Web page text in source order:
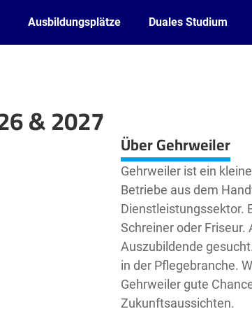
Ausbildungsplätze Duales Studium
& 2027
| ©OpenStreetMap2contributors Über Gehrweiler
Gehrweiler ist ein
Betriebe aus dem
Dienstleistungssektor.
Schreiner oder
Auszubildende
in der Pflegebranche.
Gehrweiler gute
Zukunftsaussichten.